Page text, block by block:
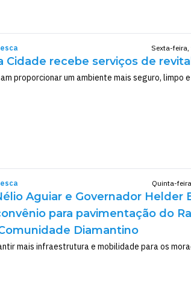
Sexta-feira,
Cidade recebe serviços de
proporcionar um ambiente mais seguro, limpo
Quinta-
Aguiar e Governador Helder
para pavimentação do
Diamantino
mais infraestrutura e mobilidade para os